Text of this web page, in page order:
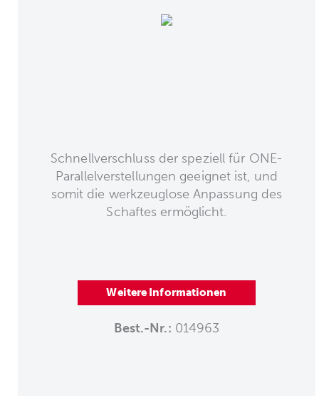
Schnellverschluss der speziell für ONE-
Parallelverstellungen geeignet ist, und
somit die werkzeuglose Anpassung des
Schaftes ermöglicht.
Weitere Informationen
Best.-Nr.: 014963